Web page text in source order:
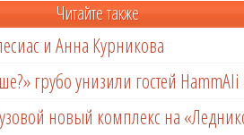
Читайте также
и Анна Курникова
грубо унизили гостей HammAli
новый комплекс на